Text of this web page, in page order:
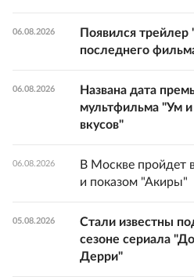
06.08.2026
Появился
последнего
06.08.2026
Названа дата
мультфильма "Ум
вкусов"
06.08.2026
В Москве пройдет
и показом "Акиры"
05.08.2026
Стали известны
сезоне сериала
Дерри"